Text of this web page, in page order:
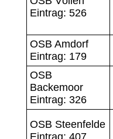
Eintrag: 526
OSB Amdorf
Eintrag: 179
OSB
Backemoor
Eintrag: 326
OSB Steenfelde
Eintrag: 407